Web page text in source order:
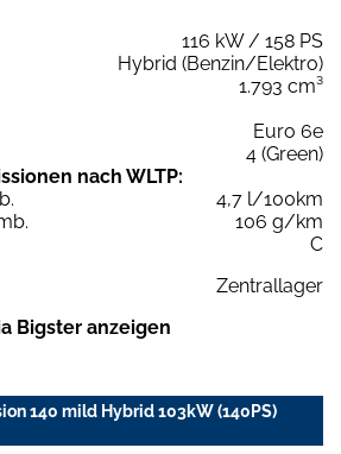
116 kW / 158 PS
Hybrid (Benzin/Elektro)
1.793 cm³
Euro 6e
4 (Green)
nach WLTP:
4,7 l/100km
106 g/km
C
Zentrallager
Bigster anzeigen
140 mild Hybrid 103kW (140PS)